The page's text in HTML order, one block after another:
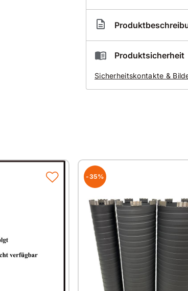
Artikelnummer
Nass-Diamantbohrkrone
hoher
Stahlbeton
abrasive Baustoffe
Beton stark armiert
Erhältlich in
Durchmesser
Ø 42mm
Produktsicherheit
Sicherheitskontakte &
-35%